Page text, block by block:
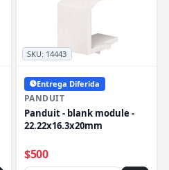
SKU: 14443
Entrega Diferida
PANDUIT
Panduit - blank module -
22.22x16.3x20mm
$500